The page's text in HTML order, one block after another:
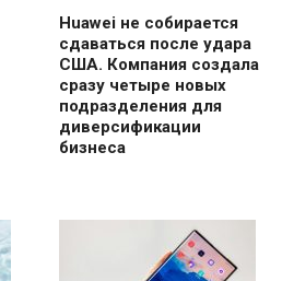
Huawei не собирается
сдаваться после удара
США. Компания создала
сразу четыре новых
подразделения для
диверсификации
бизнеса